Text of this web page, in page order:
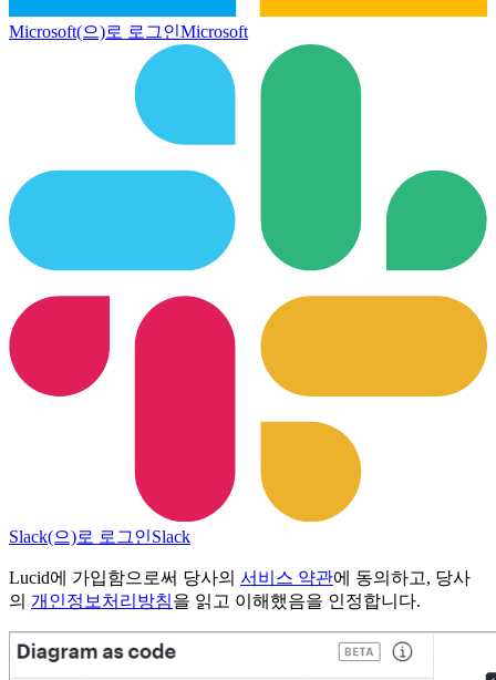
Microsoft(으)로 로그인Microsoft
Slack(으)로 로그인Slack
Lucid에 가입함으로써 당사의 서비스 약관에 동의하고, 당사
의 개인정보처리방침을 읽고 이해했음을 인정합니다.